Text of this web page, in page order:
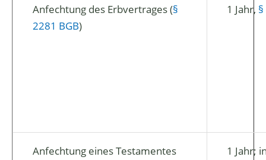
Anfechtung des Erbvertrages (§
2281 BGB)
1 Jahr,
Anfechtung eines Testamentes
1 Jahr;